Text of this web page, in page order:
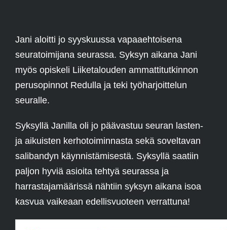
Jani aloitti jo syyskuussa vapaaehtoisena
seuratoimijana seurassa. Syksyn aikana Jani
myös opiskeli Liiketalouden ammattitutkinnon
perusopinnot Redulla ja teki työharjoittelun
seuralle.
Syksyllä Janilla oli jo päävastuu seuran lasten-
ja aikuisten kerhotoiminnasta sekä soveltavan
salibandyn käynnistämisestä. Syksyllä saatiin
paljon hyviä asioita tehtyä seurassa ja
harrastajamäärissä nähtiin syksyn aikana isoa
kasvua vaikeaan edellisvuoteen verrattuna!